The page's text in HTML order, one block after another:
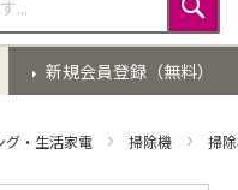
検
索
新規会員登録（無料）
グ・生活家電 掃除機 掃